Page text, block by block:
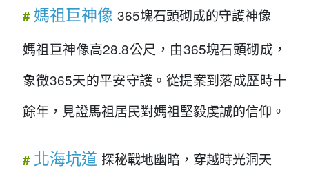
#媽祖巨神像 365塊石頭砌成的守護神像
媽祖巨神像高28.8公尺，由365塊石頭砌成，
象徵365天的平安守護。從提案到落成歷時十
餘年，見證馬祖居民對媽祖堅毅虔誠的信仰。
# 北海坑道 探秘戰地幽暗，穿越時光洞天